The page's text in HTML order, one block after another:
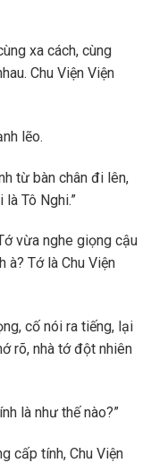
xa cách, cùng
Chu Viện Viện
lẽo.
từ bàn chân đi lên,
Tô Nghi.”
vừa nghe giọng cậu
à? Tớ là Chu Viện
cố nói ra tiếng, lại
rõ, nhà tớ đột nhiên
là như thế nào?”
cấp tính, Chu Viện